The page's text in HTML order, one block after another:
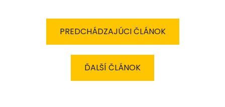
PREDCHÁDZAJÚCI ČLÁNOK
ĎALŠÍ ČLÁNOK